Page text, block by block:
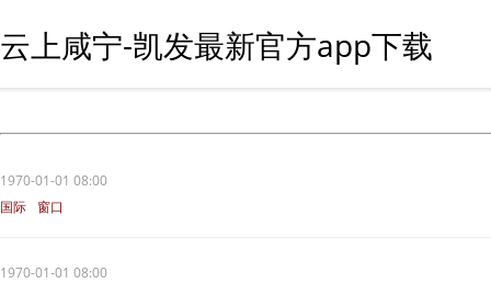
云上咸宁-凯发最新官方app下载
1970-01-01 08:00
国际
窗口
1970-01-01 08:00